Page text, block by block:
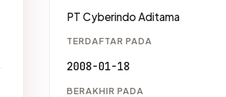
PT Cyberindo Aditama
TERDAFTAR PADA
2008-01-18
BERAKHIR PADA